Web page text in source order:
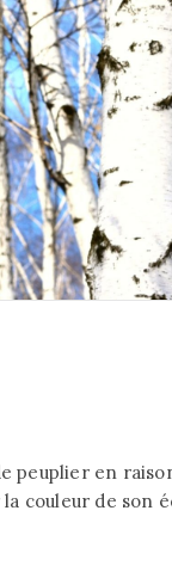
peuplier en
couleur de son